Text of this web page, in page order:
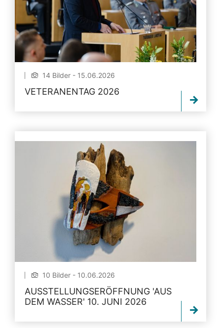
14 Bilder - 15.06.2026
VETERANENTAG 2026
10 Bilder - 10.06.2026
AUSSTELLUNGSERÖFFNUNG 'AUS
DEM WASSER' 10. JUNI 2026